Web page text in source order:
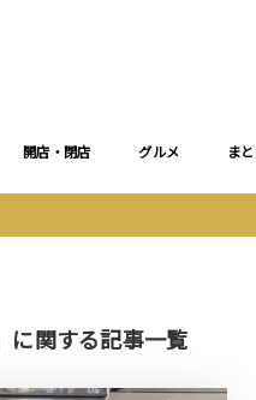
開店・閉店 グルメ ま
に関する記事一覧